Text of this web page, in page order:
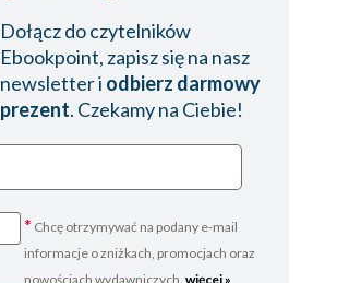
Dołącz do czytelników
Ebookpoint, zapisz się na nasz
newsletter i odbierz darmowy
prezent. Czekamy na Ciebie!
* Chcę otrzymywać na podany e-mail
informacje o zniżkach, promocjach oraz
nowościach wydawniczych. więcej »